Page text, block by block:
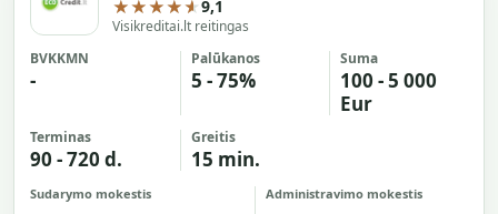
★★★★★9,1
Visikreditai.lt reitingas
BVKKMN
-
Palūkanos
5 - 75%
Suma
100 - 5 000
Eur
Terminas
90 - 720 d.
Greitis
15 min.
Sudarymo mokestis Administravimo mokestis